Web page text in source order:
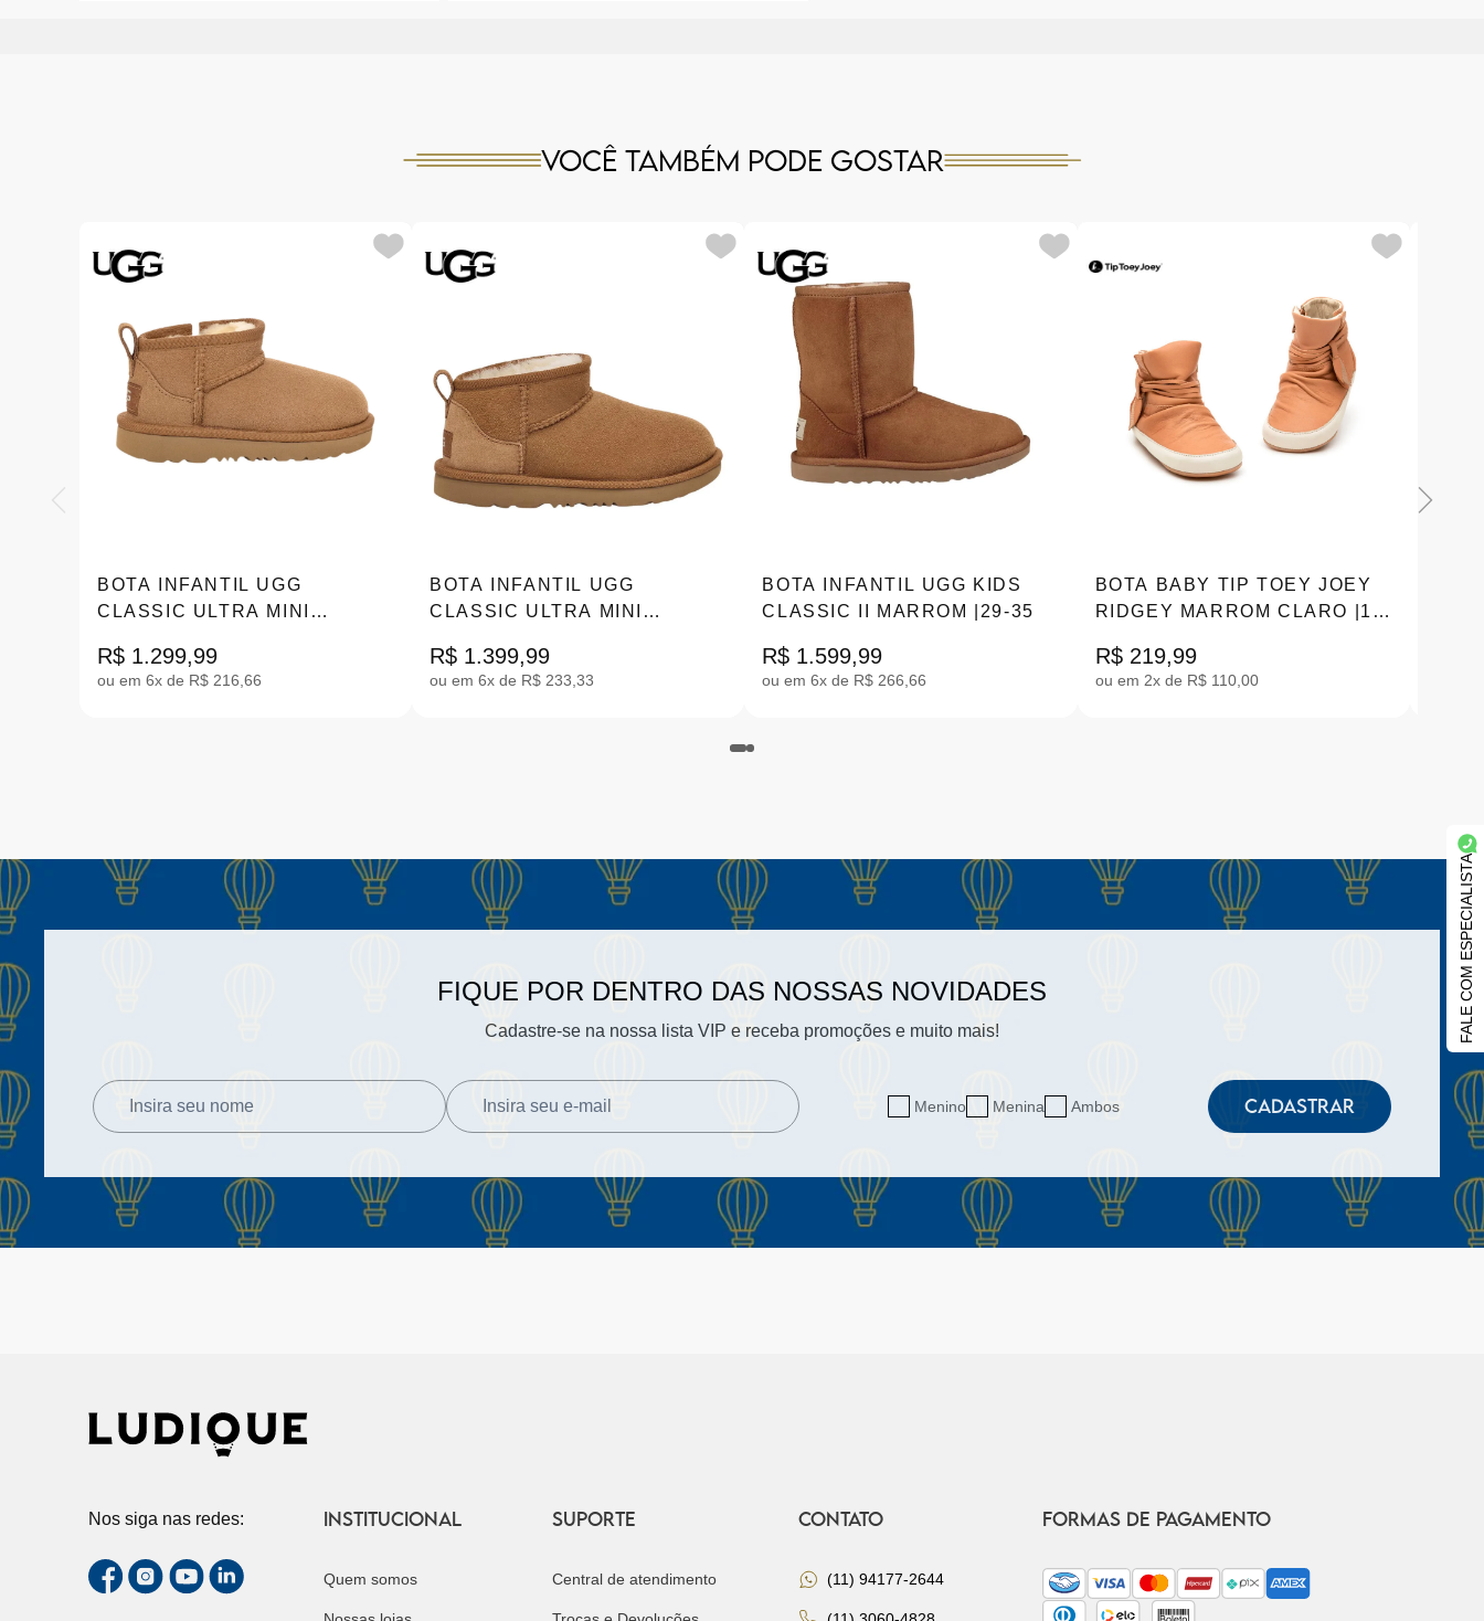
FALE COM ESPECIALISTA
Você também pode gostar
BOTA INFANTIL UGG
CLASSIC ULTRA MINI
CHE
R$ 1.299,99
ou em 6x de R$ 216,66
BOTA INFANTIL UGG
CLASSIC ULTRA MINI
R$ 1.399,99
ou em 6x de R$ 233,33
BOTA INFANTIL UGG KIDS
CLASSIC II MARROM |29-35
R$ 1.599,99
ou em 6x de R$ 266,66
BOTA BABY TIP TOEY JOEY
RIDGEY MARROM CLARO |17-
R$ 219,99
ou em 2x de R$ 110,00
FIQUE POR DENTRO DAS NOSSAS NOVIDADES
Cadastre-se na nossa lista VIP e receba promoções e muito mais!
Menino Menina Ambos CADASTRAR
Nos siga nas redes: INSTITUCIONAL
Quem somos
SUPORTE
Central de atendimento
CONTATO
(11) 94177-2644
FORMAS DE PAGAMENTO